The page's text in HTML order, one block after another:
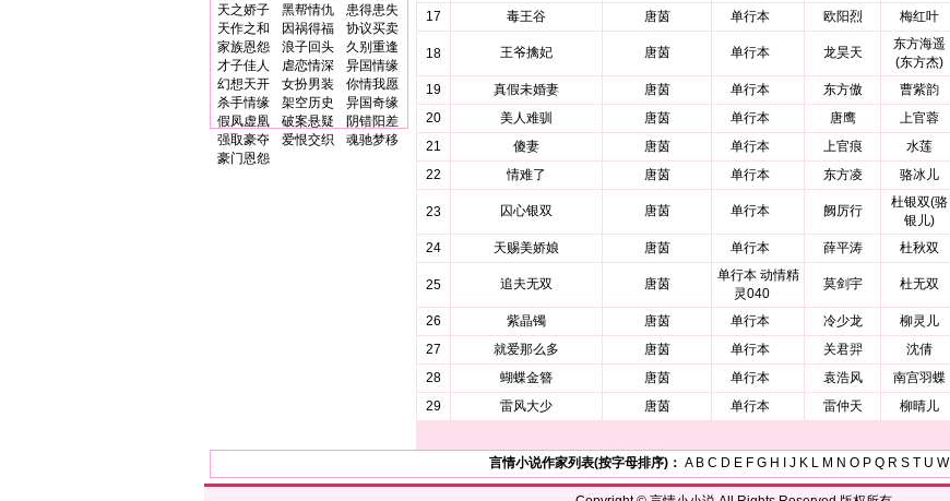
天之娇子
黑帮情仇
患得患失
天作之和
因祸得福
协议买卖
家族恩怨
浪子回头
久别重逢
才子佳人
虐恋情深
异国情缘
幻想天开
女扮男装
你情我愿
杀手情缘
架空历史
异国奇缘
假凤虚凰
破案悬疑
阴错阳差
强取豪夺
爱恨交织
魂驰梦移
豪门恩怨
17
毒王谷 唐茵 单行本 欧阳烈 梅红叶
18 王爷擒妃 唐茵 单行本 龙昊天
东方海遥
(东方杰)
19 真假未婚妻 唐茵 单行本 东方傲 曹紫韵
20
美人难驯 唐茵 单行本 唐鹰 上官蓉
21
傻妻 唐茵 单行本 上官痕 水莲
22
情难了 唐茵 单行本 东方凌 骆冰儿
23 囚心银双 唐茵 单行本 阙厉行
杜银双(骆
银儿)
24
天赐美娇娘 唐茵 单行本 薛平涛 杜秋双
25 追夫无双 唐茵
单行本 动情精
灵040
莫剑宇 杜无双
26 紫晶镯 唐茵 单行本 冷少龙 柳灵儿
27
就爱那么多 唐茵 单行本 关君羿 沈倩
28
蝴蝶金簪 唐茵 单行本 袁浩风 南宫羽蝶
29
雷风大少 唐茵 单行本 雷仲天 柳晴儿
言情小说作家列表(按字母排序)： A B C D E F G H J K L M N O P Q R S T U W